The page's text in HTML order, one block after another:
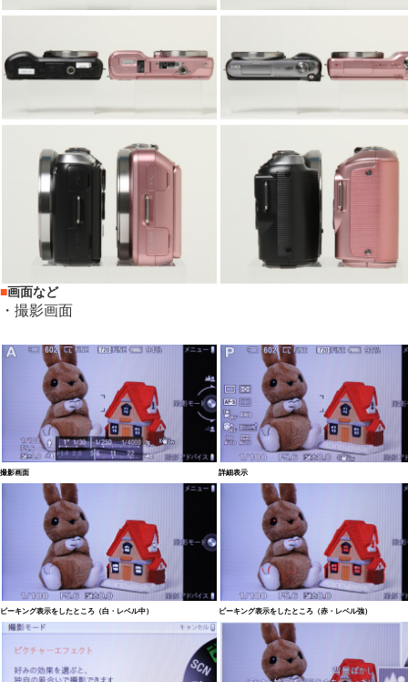
■画面など
・撮影画面
撮影画面 詳細表示
ピーキング表示をしたところ（白・レベル中） ピーキング表示をしたところ（赤・レベル強）